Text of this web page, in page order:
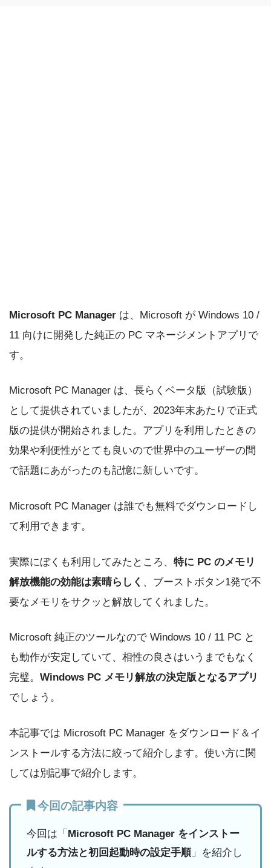
Microsoft PC Manager は、Microsoft が Windows 10 /
11 向けに開発した純正の PC マネージメントアプリで
す。
Microsoft PC Manager は、長らくベータ版（試験版）
として提供されていましたが、2023年末あたりで正式
版の提供が開始されました。アプリを利用したときの
効果や利便性がとても良いので世界中のユーザーの間
で話題にあがったのも記憶に新しいです。
Microsoft PC Manager は誰でも無料でダウンロードし
て利用できます。
実際にぼくも利用してみたところ、 特に PC のメモリ
解放機能の効能は素晴らしく 、ブーストボタン1発で不
要なメモリをサクッと解放してくれました。
Microsoft 純正のツールなので Windows 10 / 11 PC と
も動作が安定していて、相性の良さはいうまでもなく
完璧。 Windows PC メモリ解放の決定版となるアプリ
でしょう。
本記事では Microsoft PC Manager をダウンロード＆イ
ンストールする方法に絞って紹介します。使い方に関
しては別記事で紹介します。
今回の記事内容
今回は「 Microsoft PC Manager をインストー
ルする方法と初回起動時の設定手順」を紹介し